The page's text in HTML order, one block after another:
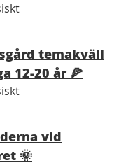
temakväll
12-20 år 🍕
vid
🌞